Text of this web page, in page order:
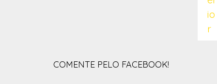
io
r
COMENTE PELO FACEBOOK!